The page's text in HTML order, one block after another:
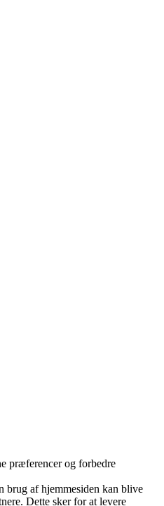
præferencer og forbedre
brug af hjemmesiden kan blive
Dette sker for at levere